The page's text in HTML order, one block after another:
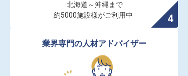
北海道～沖縄まで
約5000施設様がご利用中
業界専門の人材アドバイザー